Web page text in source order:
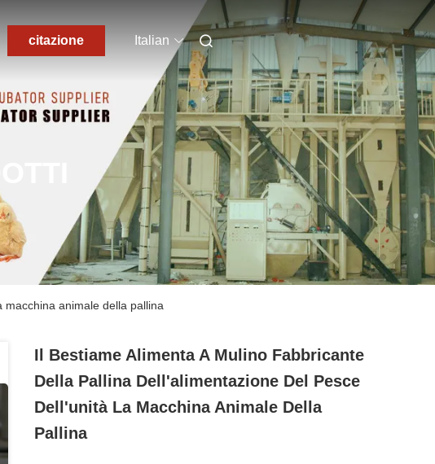
citazione Italian
animale della pallina
Il Bestiame Alimenta A Mulino Fabbricante
Della Pallina Dell'alimentazione Del Pesce
Dell'unità La Macchina Animale Della
Pallina